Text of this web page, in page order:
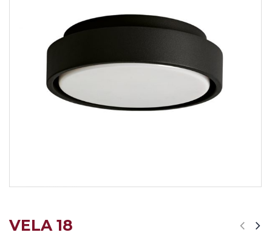
VELA 18